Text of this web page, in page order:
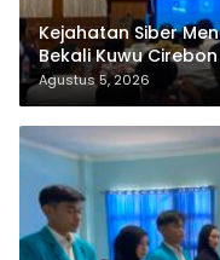
Kejahatan Siber
Bekali Kuwu
Agustus 5, 2026